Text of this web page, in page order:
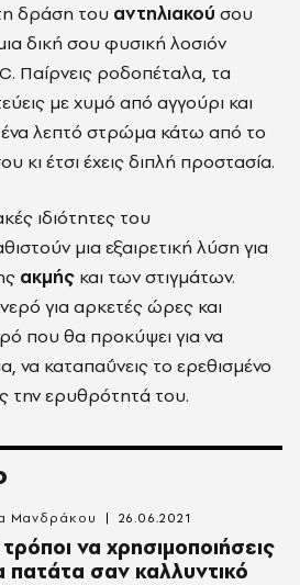
δράση του αντηλιακού σου
δική σου φυσική λοσιόν
Παίρνεις ροδοπέταλα, τα
με χυμό από αγγούρι και
ένα λεπτό στρώμα κάτω από το
κι έτσι έχεις διπλή προστασία.
ιδιότητες του
μια εξαιρετική λύση για
ακμής και των στιγμάτων.
για αρκετές ώρες και
που θα προκύψει για να
να καταπαΰνεις το ερεθισμένο
την ερυθρότητά του.
να χρησιμοποιήσεις
πατάτα σαν καλλυντικό
Μανδράκου 26.06.2021